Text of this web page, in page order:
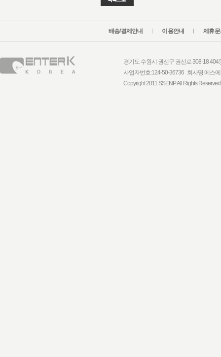
배송/결제안내 이용안내 제휴문
경기도 수원시 권선구 권선로 308-18
사업자번호:124-50-36736 회사명:에스
Copyright 2011 SSENP. All Rights Reserved